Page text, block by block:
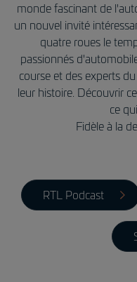
monde fascinant de
un nouvel invité
quatre roues le
passionnés
course et des experts
leur histoire. Découvrir
ce
Fidèle à la
RTL Podcast